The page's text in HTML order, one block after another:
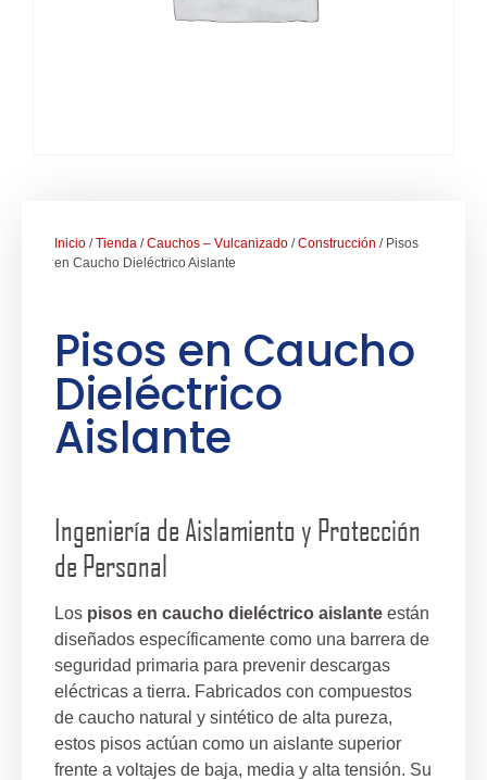
Inicio /Tienda /Cauchos – Vulcanizado /Construcción / Pisos
en Caucho Dieléctrico Aislante
Pisos en Caucho
Dieléctrico
Aislante
Ingeniería de Aislamiento y Protección
de Personal
Los pisos en caucho dieléctrico aislante están
diseñados específicamente como una barrera de
seguridad primaria para prevenir descargas
eléctricas a tierra. Fabricados con compuestos
de caucho natural y sintético de alta pureza,
estos pisos actúan como un aislante superior
frente a voltajes de baja, media y alta tensión. Su